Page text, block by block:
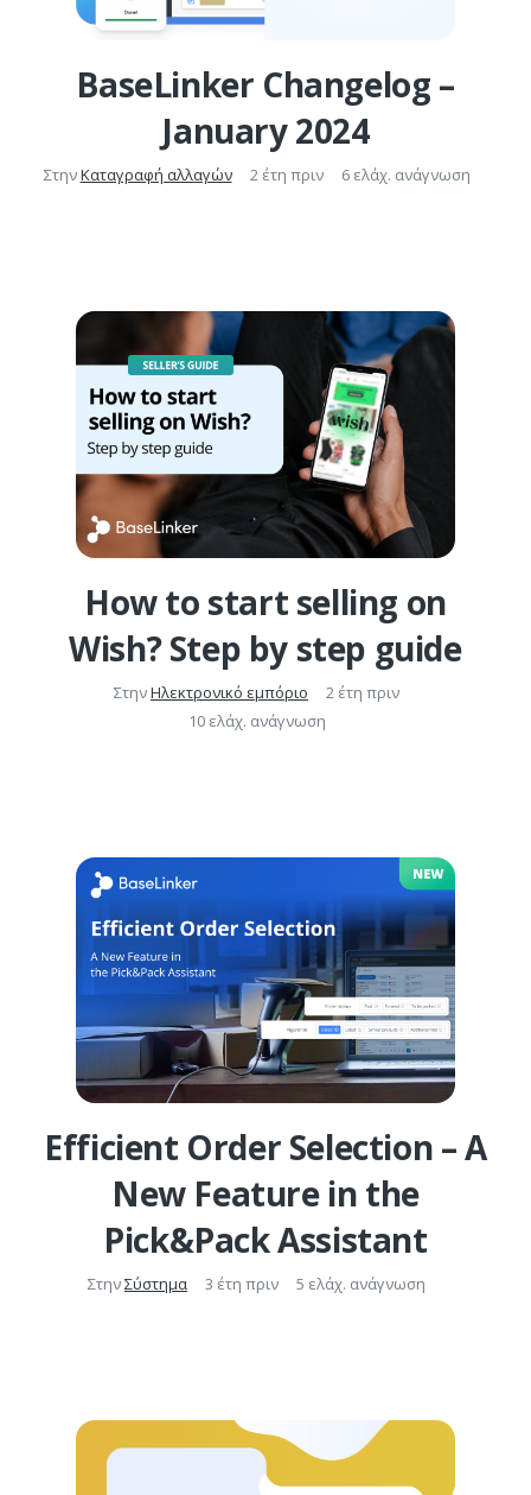
BaseLinker Changelog –
January 2024
ΣτηνΚαταγραφή αλλαγών 2 έτη πριν 6 ελάχ. ανάγνωση
How to start selling on
Wish? Step by step guide
ΣτηνΗλεκτρονικό εμπόριο
2 έτη πριν
10 ελάχ. ανάγνωση
Efficient Order Selection – A
New Feature in the
Pick&Pack Assistant
ΣτηνΣύστημα 3 έτη πριν 5 ελάχ. ανάγνωση